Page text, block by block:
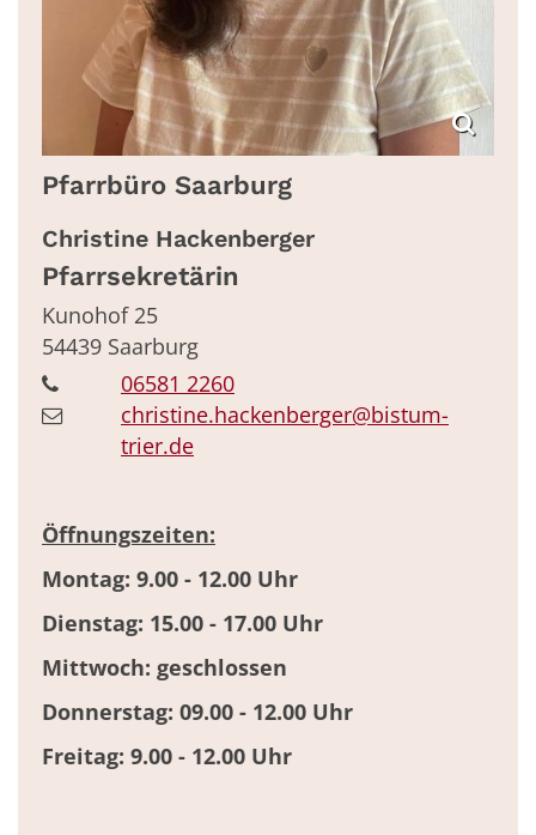
Pfarrbüro Saarburg
Christine Hackenberger
Pfarrsekretärin
Kunohof 25
54439 Saarburg
06581 2260
christine.hackenberger@bistum-
trier.de
Öffnungszeiten:
Montag: 9.00 - 12.00 Uhr
Dienstag: 15.00 - 17.00 Uhr
Mittwoch: geschlossen
Donnerstag: 09.00 - 12.00 Uhr
Freitag: 9.00 - 12.00 Uhr